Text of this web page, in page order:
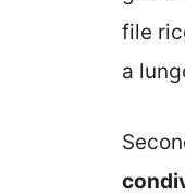
file
a